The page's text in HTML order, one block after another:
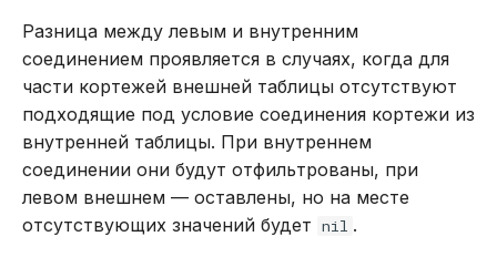
Разница между левым и внутренним
соединением проявляется в случаях, когда для
части кортежей внешней таблицы отсутствуют
подходящие под условие соединения кортежи из
внутренней таблицы. При внутреннем
соединении они будут отфильтрованы, при
левом внешнем — оставлены, но на месте
отсутствующих значений будет nil .